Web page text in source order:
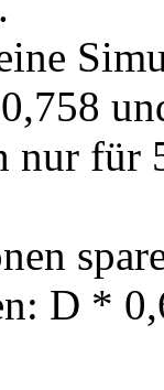
nur für
D *